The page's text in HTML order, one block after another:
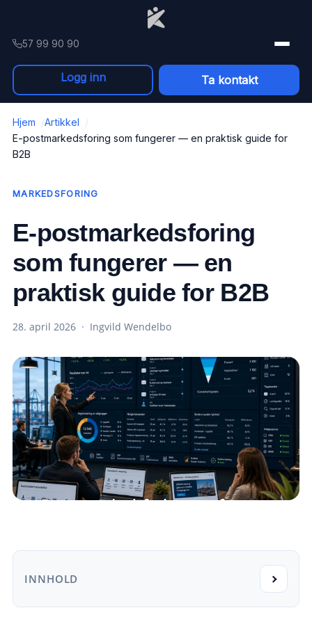
57 99 90 90
Logg inn Ta kontakt
Hjem
Artikkel
E-postmarkedsforing som fungerer — en praktisk guide for
B2B
MARKEDSFORING
E-postmarkedsforing
som fungerer — en
praktisk guide for B2B
28. april 2026 · Ingvild Wendelbo
INNHOLD